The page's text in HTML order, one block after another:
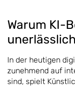
Warum KI-
In der heutigen
zunehmend auf
sind, spielt